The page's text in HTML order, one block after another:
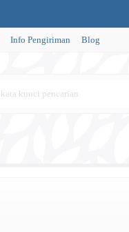
Info Pengiriman Blog